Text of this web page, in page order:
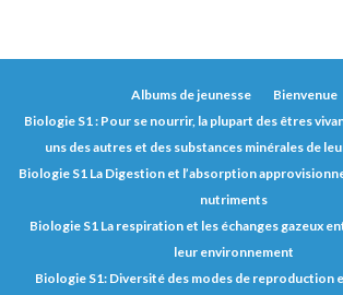
Albums de jeunesse
Bienvenue
Biologie S1 : Pour se nourrir, la plupart des êtres
uns des autres et des substances minérales de
Biologie S1 La Digestion et l’absorption
nutriments
Biologie S1 La respiration et les échanges gazeux
leur environnement
Biologie S1: Diversité des modes de reproduction